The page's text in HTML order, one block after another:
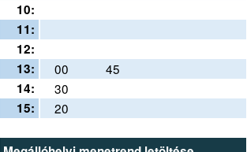
10:
11:
12:
13:
00
45
14:
30
15:
20